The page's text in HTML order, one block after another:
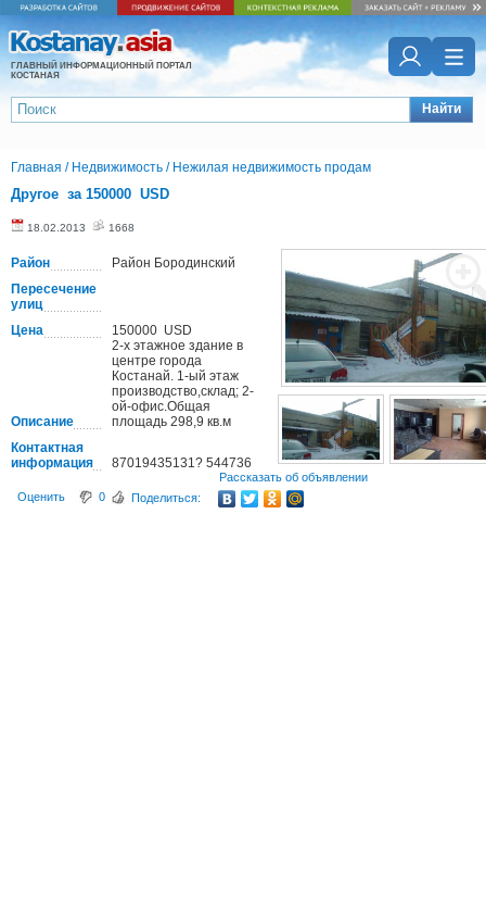
ГЛАВНЫЙ ИНФОРМАЦИОННЫЙ ПОРТАЛ
КОСТАНАЯ
Найти
Главная / Недвижимость / Нежилая недвижимость продам
Другое за 150000 USD
18.02.2013 1668
Район
Район Бородинский
Пересечение
улиц
Цена
150000 USD
Описание
2-х этажное здание в
центре города
Костанай. 1-ый этаж
производство,склад; 2-
ой-офис.Общая
площадь 298,9 кв.м
Контактная
информация
87019435131? 544736
Рассказать об объявлении
Оценить
0 Поделиться: